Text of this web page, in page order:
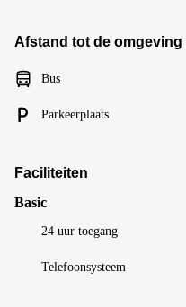
Afstand tot de omgeving
Bus
Parkeerplaats
Faciliteiten
Basic
24 uur toegang
Telefoonsysteem